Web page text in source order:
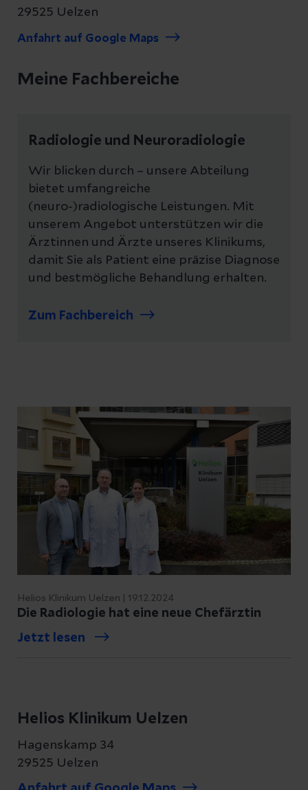
29525 Uelzen
Anfahrt auf Google Maps
Meine Fachbereiche
Radiologie und Neuroradiologie
Wir blicken durch – unsere Abteilung
bietet umfangreiche
(neuro-)radiologische Leistungen. Mit
unserem Angebot unterstützen wir die
Ärztinnen und Ärzte unseres Klinikums,
damit Sie als Patient eine präzise Diagnose
und bestmögliche Behandlung erhalten.
Zum Fachbereich
Helios Klinikum Uelzen | 19.12.2024
Die Radiologie hat eine neue Chefärztin
Jetzt lesen
Helios Klinikum Uelzen
Hagenskamp 34
29525 Uelzen